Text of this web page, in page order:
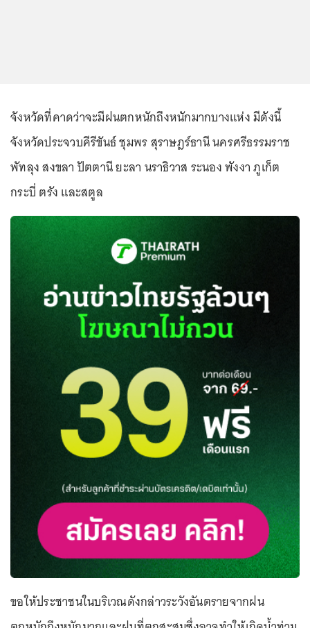
จังหวัดที่คาดว่าจะมีฝนตกหนักถึงหนักมากบางแห่ง มีดังนี้
จังหวัดประจวบคีรีขันธ์ ชุมพร สุราษฎร์ธานี นครศรีธรรมราช
พัทลุง สงขลา ปัตตานี ยะลา นราธิวาส ระนอง พังงา ภูเก็ต
กระบี่ ตรัง และสตูล
ขอให้ประชาชนในบริเวณดังกล่าวระวังอันตรายจากฝน